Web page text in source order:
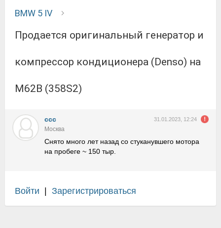
BMW 5 IV
Продается оригинальный генератор и
компрессор кондиционера (Denso) на
M62B (358S2)
ccc 31.01.2023, 12:24
Москва
Снято много лет назад со стуканувшего мотора
на пробеге ~ 150 тыр.
Войти Зарегистрироваться